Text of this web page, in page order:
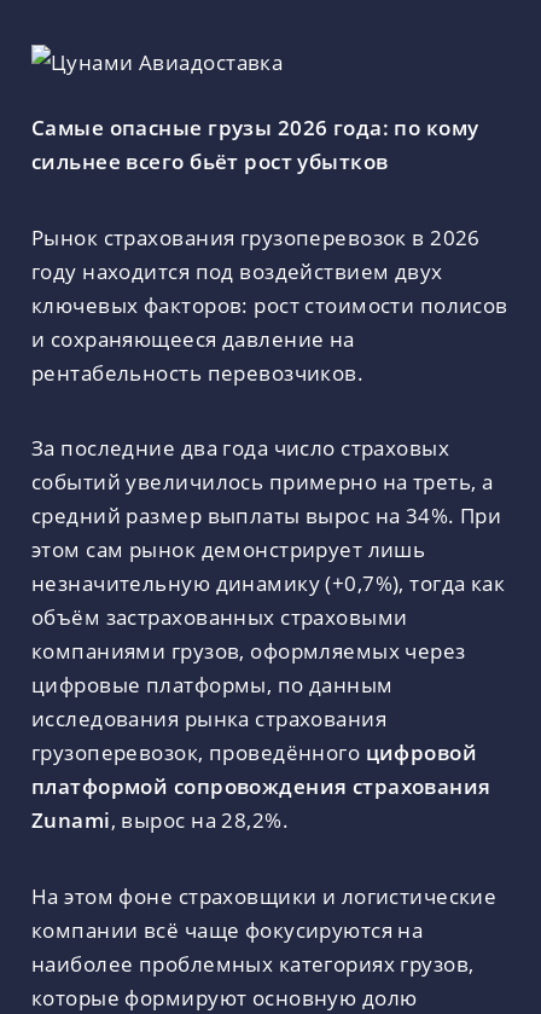
Самые опасные грузы 2026 года: по кому
сильнее всего бьёт рост убытков
Рынок страхования грузоперевозок в 2026
году находится под воздействием двух
ключевых факторов: рост стоимости полисов
и сохраняющееся давление на
рентабельность перевозчиков.
За последние два года число страховых
событий увеличилось примерно на треть, а
средний размер выплаты вырос на 34%. При
этом сам рынок демонстрирует лишь
незначительную динамику (+0,7%), тогда как
объём застрахованных страховыми
компаниями грузов, оформляемых через
цифровые платформы, по данным
исследования рынка страхования
грузоперевозок, проведённого цифровой
платформой сопровождения страхования
Zunami, вырос на 28,2%.
На этом фоне страховщики и логистические
компании всё чаще фокусируются на
наиболее проблемных категориях грузов,
которые формируют основную долю